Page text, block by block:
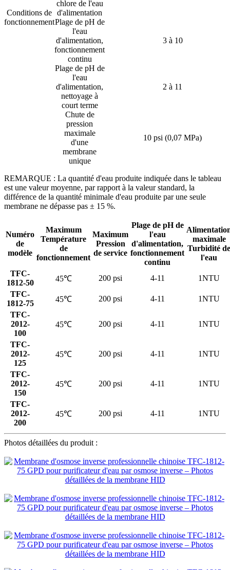
Conditions de
fonctionnement
chlore de l'eau
d'alimentation
Plage de pH de
l'eau
d'alimentation,
fonctionnement
continu
3 à 10
Plage de pH de
l'eau
d'alimentation,
nettoyage à
court terme
2 à 11
Chute de
pression
maximale
d'une
membrane
unique
10 psi (0,07 MPa)
REMARQUE : La quantité d'eau produite indiquée dans le tableau
est une valeur moyenne, par rapport à la valeur standard, la
différence de la quantité minimale d'eau produite par une seule
membrane ne dépasse pas ± 15 %.
Numéro
de
modèle
Maximum
Température
de
fonctionnement
Maximum
Pression
de service
Plage de pH de
l'eau
d'alimentation,
fonctionnement
continu
maximale
Turbidité de
l'eau
TFC-
1812-50
45℃ 200 psi 4-11
1NTU
TFC-
1812-75
45℃ 200 psi 4-11
1NTU
TFC-
2012-
100
45℃ 200 psi 4-11 1NTU
TFC-
2012-
125
45℃ 200 psi 4-11 1NTU
TFC-
2012-
150
45℃ 200 psi 4-11 1NTU
TFC-
2012-
200
45℃ 200 psi 4-11 1NTU
Photos détaillées du produit :